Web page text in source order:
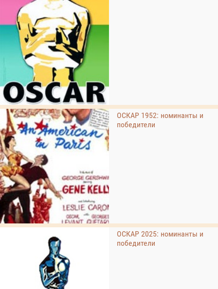
ОСКАР 1952: номинанты и
победители
ОСКАР 2025: номинанты и
победители